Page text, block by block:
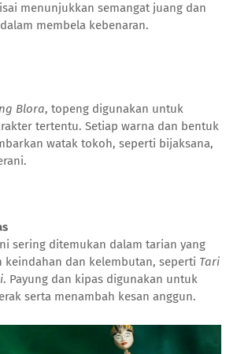
menunjukkan semangat juang dan
membela kebenaran.
Blora, topeng digunakan untuk
tertentu. Setiap warna dan bentuk
watak tokoh, seperti bijaksana,
sering ditemukan dalam tarian yang
keindahan dan kelembutan, seperti Tari
. Payung dan kipas digunakan untuk
serta menambah kesan anggun.